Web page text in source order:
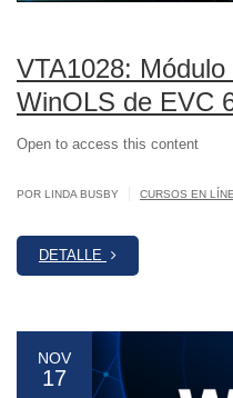
VTA1028:
WinOLS de EVC
Open to access this content
POR LINDA BUSBY CURSOS EN
DETALLE
NOV
17